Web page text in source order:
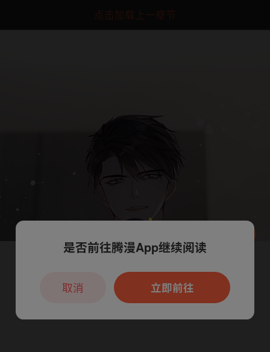
点击加载上一章节
腾漫App免费看
本章节仅支持App阅读，可打开App新用
户7天免费看
是否前往腾漫App继续阅读
立即前往
取消